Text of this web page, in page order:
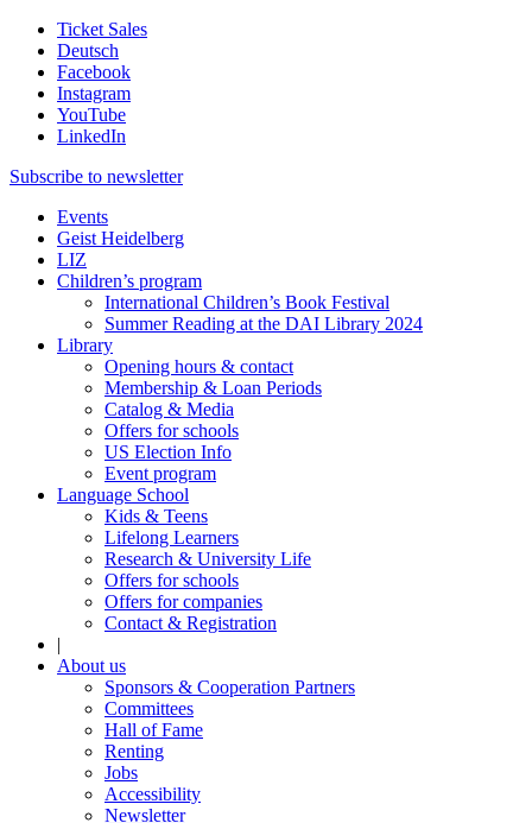
Ticket Sales
Deutsch
Facebook
Instagram
YouTube
LinkedIn
Subscribe to newsletter
Events
Geist Heidelberg
LIZ
Children’s program
International Children’s Book Festival
Summer Reading at the DAI Library 2024
Library
Opening hours & contact
Membership & Loan Periods
Catalog & Media
Offers for schools
US Election Info
Event program
Language School
Kids & Teens
Lifelong Learners
Research & University Life
Offers for schools
Offers for companies
Contact & Registration
|
About us
Sponsors & Cooperation Partners
Committees
Hall of Fame
Renting
Jobs
Accessibility
Newsletter